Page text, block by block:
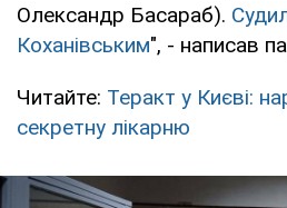
Олександр Басараб).
Коханівським", - написав
Читайте: Теракт у Києві:
секретну лікарню